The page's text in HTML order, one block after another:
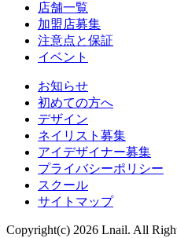
店舗一覧
加盟店募集
注意点と保証
イベント
お知らせ
初めての方へ
デザイン
ネイリスト募集
アイデザイナー募集
プライバシーポリシー
スクール
サイトマップ
Copyright(c) 2026 Lnail. All